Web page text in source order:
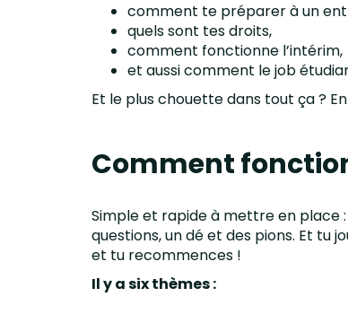
comment te préparer à un
quels sont tes droits,
comment fonctionne l’intérim,
et aussi comment le job
Et le plus chouette dans tout ça ?
Comment
Simple et rapide à mettre en place
questions, un dé et des pions. Et tu
et tu recommences !
Il y a six thèmes :